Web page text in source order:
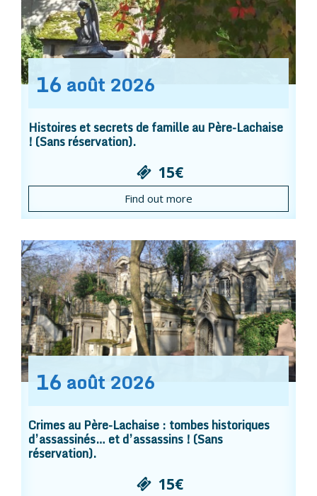
16 août 2026
Histoires et secrets de famille au Père-Lachaise
! (Sans réservation).
15€
Find out more
16 août 2026
Crimes au Père-Lachaise : tombes historiques
d’assassinés… et d’assassins ! (Sans
réservation).
15€